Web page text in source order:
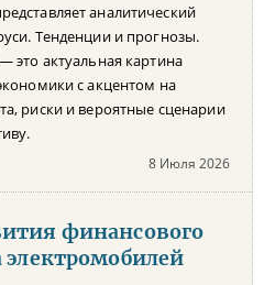
аналитический
Тенденции и прогнозы.
актуальная картина
с акцентом на
риски и вероятные сценарии
8 Июля 2026
финансового
электромобилей